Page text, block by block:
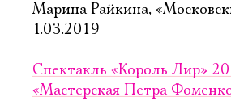
Марина Райкина,
1.03.2019
Спектакль «Король Лир»
«Мастерская Петра